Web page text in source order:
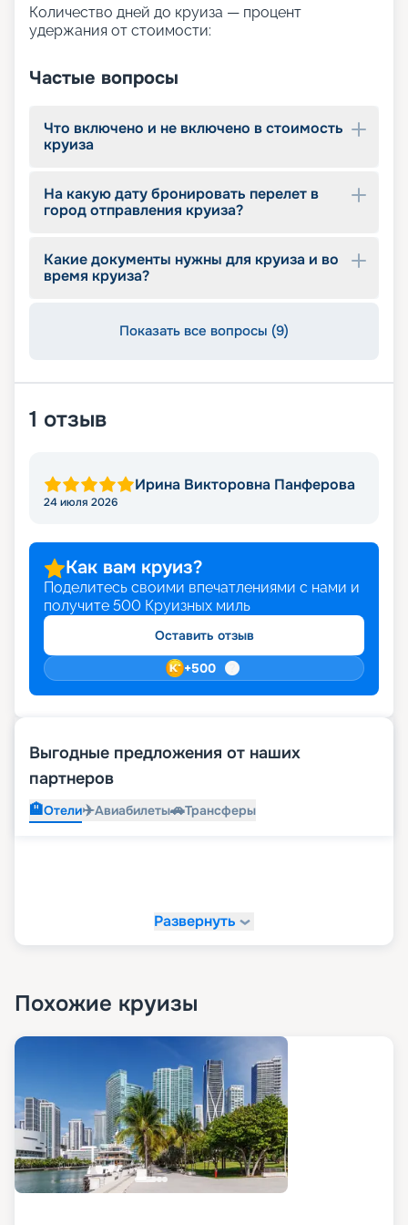
2027 годы и даже помогут подобрать каюту.
Количество дней до круиза — процент
удержания от стоимости:
Частые вопросы
Что включено и не включено в стоимость
круиза
На какую дату бронировать перелет в
город отправления круиза?
Какие документы нужны для круиза и во
время круиза?
Показать все вопросы (9)
1 отзыв
Ирина Викторовна Панферова
24 июля 2026
Как вам круиз?
Поделитесь своими впечатлениями с нами и
получите 500 Круизных миль
Оставить отзыв
+500
Выгодные предложения от наших
партнеров
🏨Отели✈️Авиабилеты🚗Трансферы
Развернуть
Похожие круизы